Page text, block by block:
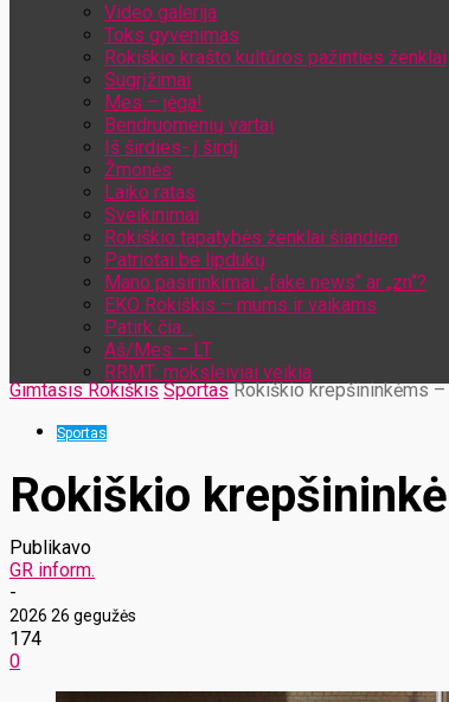
Video galerija
Toks gyvenimas
Rokiškio krašto kultūros pažinties ženklai
Sugrįžimai
Mes – jėga!
Bendruomenių vartai
Iš širdies- į širdį
Žmonės
Laiko ratas
Sveikinimai
Rokiškio tapatybės ženklai šiandien
Patriotai be lipdukų
Mano pasirinkimai: „fake news“ ar „zn“?
EKO Rokiškis – mums ir vaikams
Patirk čia…
Aš/Mes – LT
RRMT: moksleiviai veikia
Gimtasis Rokiškis Sportas Rokiškio krepšininkėms
Sportas
Rokiškio
Publikavo
GR inform.
-
2026 26 gegužės
174
0